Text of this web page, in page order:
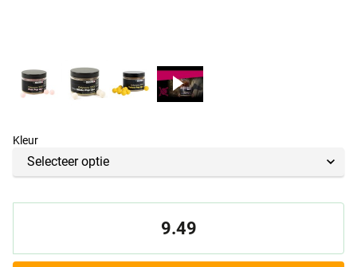
Kleur
9.49